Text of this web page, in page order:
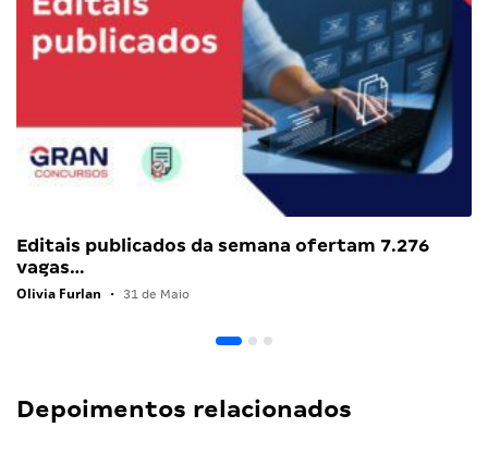
Editais publicados da semana ofertam 7.276
vagas…
Olivia Furlan • 31 de Maio
Depoimentos relacionados